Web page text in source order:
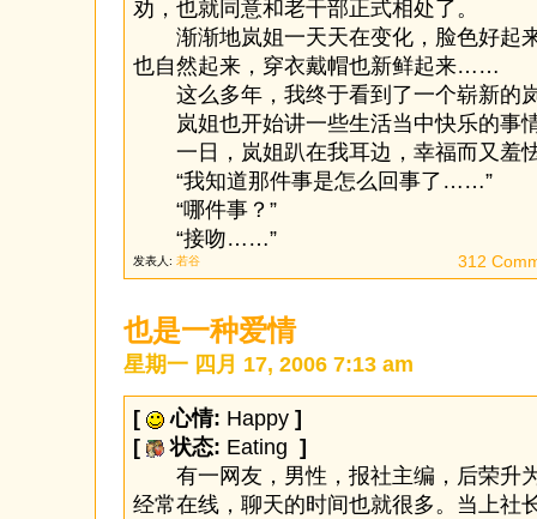
劝，也就同意和老干部正式相处了。
渐渐地岚姐一天天在变化，脸色好起
也自然起来，穿衣戴帽也新鲜起来……
这么多年，我终于看到了一个崭新的
岚姐也开始讲一些生活当中快乐的事
一日，岚姐趴在我耳边，幸福而又羞
“我知道那件事是怎么回事了……”
“哪件事？”
“接吻……”
发表人: 若谷 312
也是一种爱情
星期一 四月 17, 2006 7:13 am
[ 心情: Happy ]
[
状态: Eating ]
有一网友，男性，报社主编，后荣升
经常在线，聊天的时间也就很多。当上社